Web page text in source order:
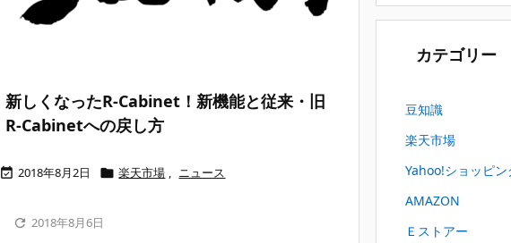
新しくなったR-Cabinet！新機能と従来・旧
R-Cabinetへの戻し方
 2018年8月2日  楽天市場 , ニュース
 2018年8月6日
カテゴリー
豆知識
楽天市場
Yahoo!ショッピン
AMAZON
Ｅストアー